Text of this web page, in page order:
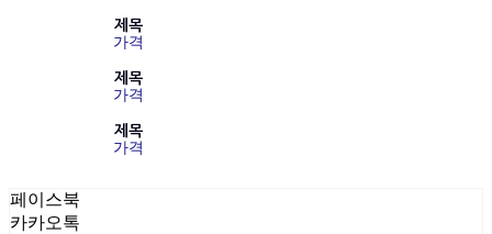
제목
가격
제목
가격
제목
가격
페이스북
카카오톡